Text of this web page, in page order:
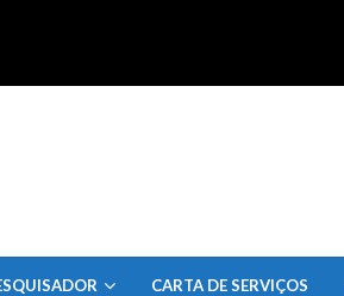
CARTA DE SERVIÇOS